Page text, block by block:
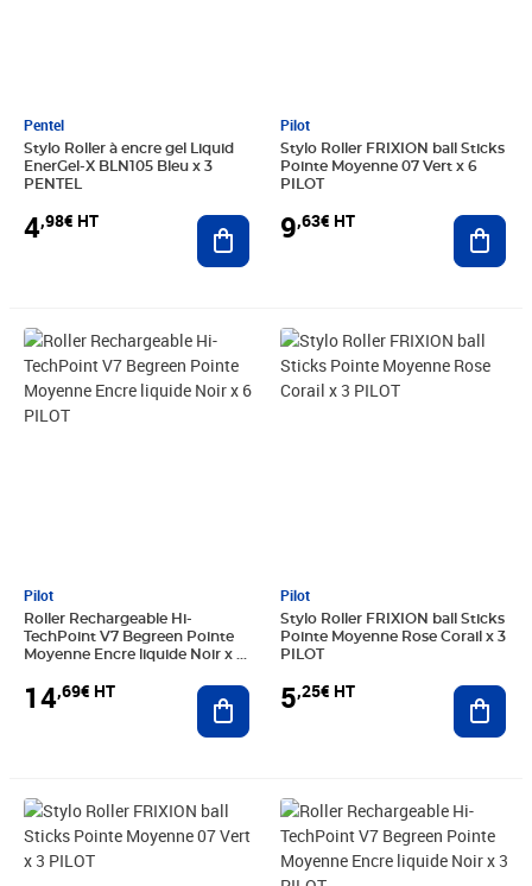
Pentel
Stylo Roller à encre gel Liquid
EnerGel-X BLN105 Bleu x 3
PENTEL
4,98€ HT Ajouter au panier
Pilot
Stylo Roller FRIXION ball Sticks
Pointe Moyenne 07 Vert x 6
PILOT
9,63€ HT
Pilot
Roller Rechargeable Hi-
TechPoint V7 Begreen Pointe
Moyenne Encre liquide Noir x 6
14,69€ HT
Prix 14,69€ HT
Ajouter au panier
Pilot
Stylo Roller FRIXION ball Sticks
Pointe Moyenne Rose Corail x 3
PILOT
5,25€ HT
Prix 5,25€ HT
Prix 5,25€ HT Prix 7,79€ HT